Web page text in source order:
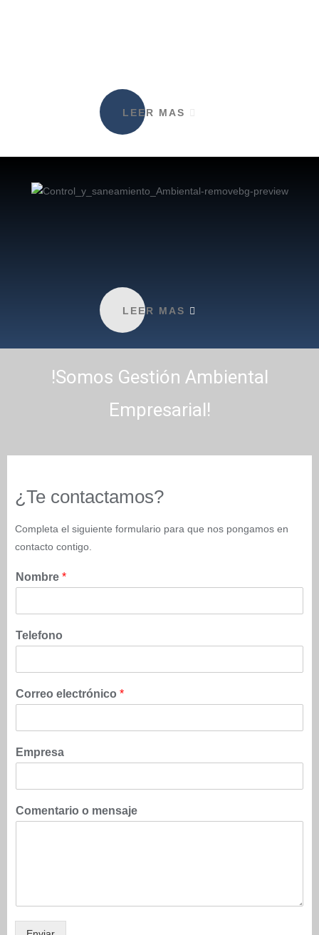
LEER MAS
LEER MAS
!Somos Gestión Ambiental
Empresarial!
¿Te contactamos?
Completa el siguiente formulario para que nos pongamos en
contacto contigo.
Nombre *
Telefono
Correo electrónico *
Empresa
Comentario o mensaje